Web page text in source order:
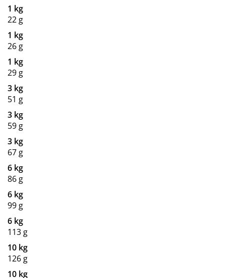
1 kg
22 g
1 kg
26 g
1 kg
29 g
3 kg
51 g
3 kg
59 g
3 kg
67 g
6 kg
86 g
6 kg
99 g
6 kg
113 g
10 kg
126 g
10 kg